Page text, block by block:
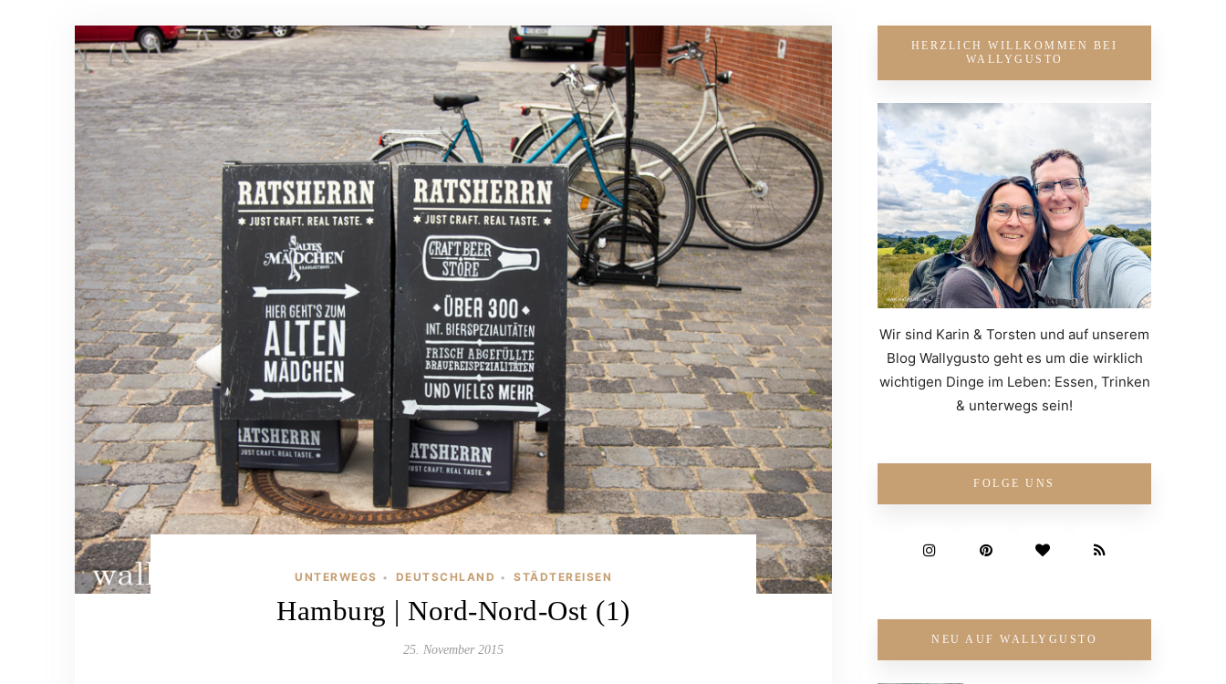
UNTERWEGS • DEUTSCHLAND • STÄDTEREISEN
Hamburg | Nord-Nord-Ost (1)
25. November 2015
HERZLICH WILLKOMMEN BEI
WALLYGUSTO
Wir sind Karin & Torsten und auf unserem
Blog Wallygusto geht es um die wirklich
wichtigen Dinge im Leben: Essen, Trinken
& unterwegs sein!
FOLGE UNS
NEU AUF WALLYGUSTO